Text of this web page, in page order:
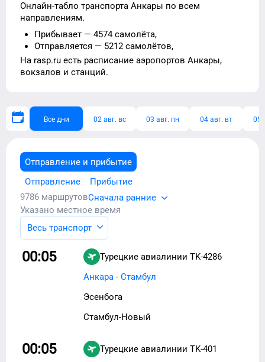
Онлайн-табло транспорта Анкары по всем
направлениям.
Прибывает — 4574 самолёта,
Отправляется — 5212 самолётов,
На rasp.ru есть расписание аэропортов Анкары,
вокзалов и станций.
Все дни 02 авг. вс 03 авг. пн 04 авг. вт 05
Отправление и прибытие
Отправление
Прибытие
9786 маршрутовСначала ранние
Указано местное время
Весь транспорт
00:05 Турецкие авиалинии TK-4286
Анкара - Стамбул
Эсенбога
Стамбул-Новый
00:05 Турецкие авиалинии TK-401